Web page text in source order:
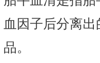
血因子后分离
品。